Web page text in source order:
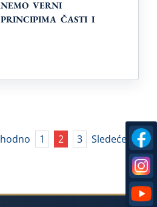
VERNI
ČASTI I
1 2 3 Sledeće